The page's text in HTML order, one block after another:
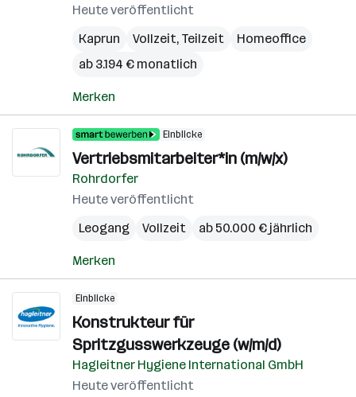
Heute veröffentlicht
Kaprun
Vollzeit, Teilzeit
Homeoffice
ab 3.194 € monatlich
Merken
Einblicke
Vertriebsmitarbeiter*in (m/w/x)
Rohrdorfer
Heute veröffentlicht
Leogang
Vollzeit ab 50.000 € jährlich
Merken
Einblicke
Konstrukteur für
Spritzgusswerkzeuge (w/m/d)
Hagleitner Hygiene International GmbH
Heute veröffentlicht